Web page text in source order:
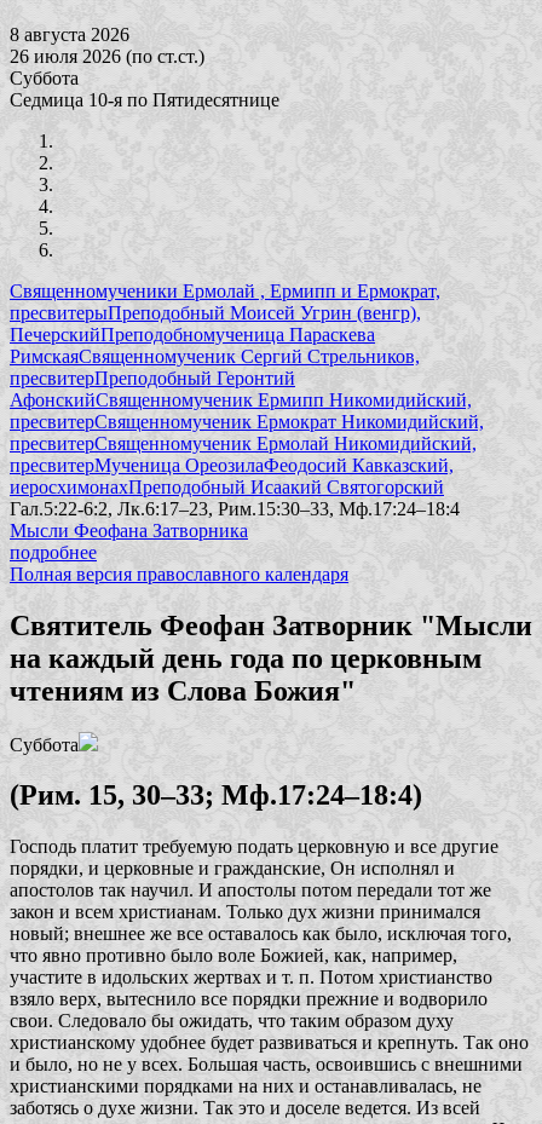
8 августа 2026
26 июля 2026 (по ст.ст.)
Суббота
Седмица 10-я по Пятидесятнице
Священномученики Ермолай , Ермипп и Ермократ,
пресвитерыПреподобный Моисей Угрин (венгр),
ПечерскийПреподобномученица Параскева
РимскаяСвященномученик Сергий Стрельников,
пресвитерПреподобный Геронтий
АфонскийСвященномученик Ермипп Никомидийский,
пресвитерСвященномученик Ермократ Никомидийский,
пресвитерСвященномученик Ермолай Никомидийский,
пресвитерМученица ОреозилаФеодосий Кавказский,
иеросхимонахПреподобный Исаакий Святогорский
Гал.5:22-6:2, Лк.6:17–23, Рим.15:30–33, Мф.17:24–18:4
Мысли Феофана Затворника
подробнее
Полная версия православного календаря
Святитель Феофан Затворник "Мысли
на каждый день года по церковным
чтениям из Слова Божия"
Суббота
(Рим. 15, 30–33; Мф.17:24–18:4)
Господь платит требуемую подать церковную и все другие
порядки, и церковные и гражданские, Он исполнял и
апостолов так научил. И апостолы потом передали тот же
закон и всем христианам. Только дух жизни принимался
новый; внешнее же все оставалось как было, исключая того,
что явно противно было воле Божией, как, например,
участите в идольских жертвах и т. п. Потом христианство
взяло верх, вытеснило все порядки прежние и водворило
свои. Следовало бы ожидать, что таким образом духу
христианскому удобнее будет развиваться и крепнуть. Так оно
и было, но не у всех. Большая часть, освоившись с внешними
христианскими порядками на них и останавливалась, не
заботясь о духе жизни. Так это и доселе ведется. Из всей